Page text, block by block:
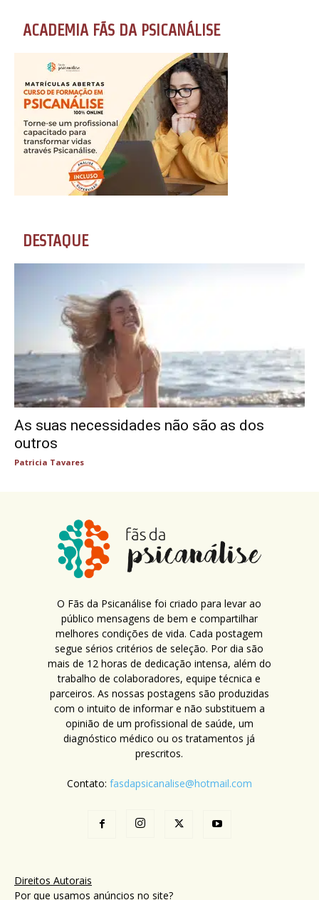
ACADEMIA FÃS DA PSICANÁLISE
DESTAQUE
As suas necessidades não são as dos
outros
Patricia Tavares
O Fãs da Psicanálise foi criado para levar ao
público mensagens de bem e compartilhar
melhores condições de vida. Cada postagem
segue sérios critérios de seleção. Por dia são
mais de 12 horas de dedicação intensa, além do
trabalho de colaboradores, equipe técnica e
parceiros. As nossas postagens são produzidas
com o intuito de informar e não substituem a
opinião de um profissional de saúde, um
diagnóstico médico ou os tratamentos já
prescritos.
Contato: fasdapsicanalise@hotmail.com
Direitos Autorais
Por que usamos anúncios no site?